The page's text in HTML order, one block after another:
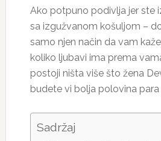
Ako potpuno podivlja jer ste
sa izgužvanom košuljom –
samo njen način da vam
koliko ljubavi ima prema
postoji ništa više što žena
budete vi bolja polovina para
Sadržaj